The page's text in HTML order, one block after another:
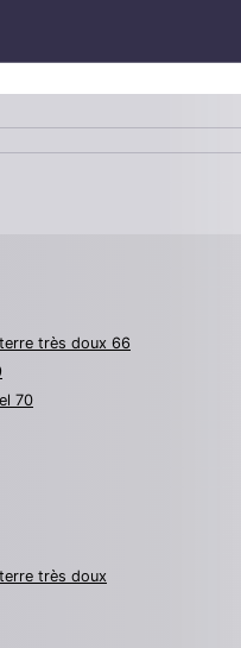
très doux 66
70
très doux